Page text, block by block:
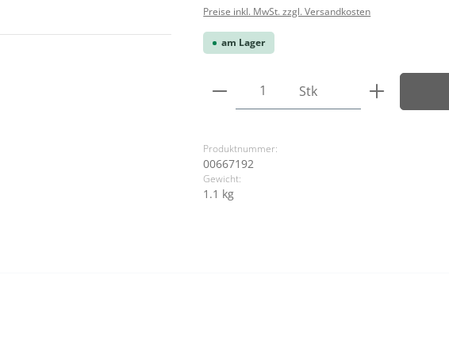
Preise inkl. MwSt. zzgl. Versandkosten
am Lager
Produkt Anzahl: Gib den
Stk
Produktnummer:
00667192
Gewicht:
1.1 kg